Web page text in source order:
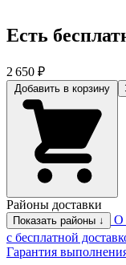
Есть
2 650 ₽
Районы доставки
Показать районы ↓ О
с бесплатной
Гарантия